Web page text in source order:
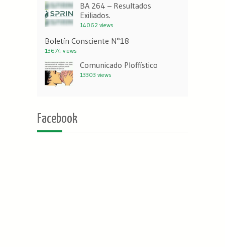
BA 264 – Resultados
Exiliados.
14062 views
Boletín Consciente N°18
13674 views
Comunicado Ploffístico
13303 views
Facebook